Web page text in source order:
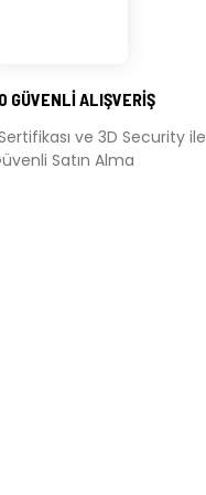
GÜVENLİ ALIŞVERİŞ
ve 3D Security ile
Satın Alma